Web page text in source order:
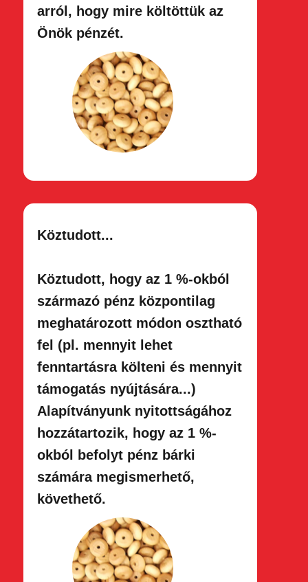
arról, hogy mire költöttük az
Önök pénzét.
Köztudott...
Köztudott, hogy az 1 %-okból
származó pénz központilag
meghatároz​ott módon osztható
fel (pl. mennyit lehet
fenntartásra költeni és mennyit
támogatás nyújtására...)
Alapítványunk nyitottságához
hozzátartozik, hogy az 1 %-
okból befolyt pénz bárki
számára megismerhető,
követhető.